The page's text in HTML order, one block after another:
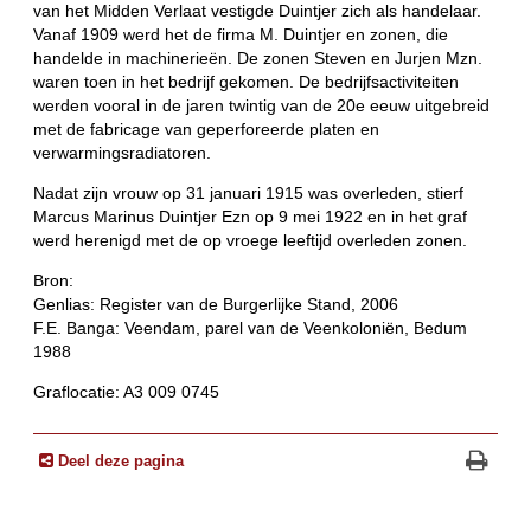
van het Midden Verlaat vestigde Duintjer zich als handelaar.
Vanaf 1909 werd het de firma M. Duintjer en zonen, die
handelde in machinerieën. De zonen Steven en Jurjen Mzn.
waren toen in het bedrijf gekomen. De bedrijfsactiviteiten
werden vooral in de jaren twintig van de 20e eeuw uitgebreid
met de fabricage van geperforeerde platen en
verwarmingsradiatoren.
Nadat zijn vrouw op 31 januari 1915 was overleden, stierf
Marcus Marinus Duintjer Ezn op 9 mei 1922 en in het graf
werd herenigd met de op vroege leeftijd overleden zonen.
Bron:
Genlias: Register van de Burgerlijke Stand, 2006
F.E. Banga: Veendam, parel van de Veenkoloniën, Bedum
1988
Graflocatie: A3 009 0745
Deel deze pagina